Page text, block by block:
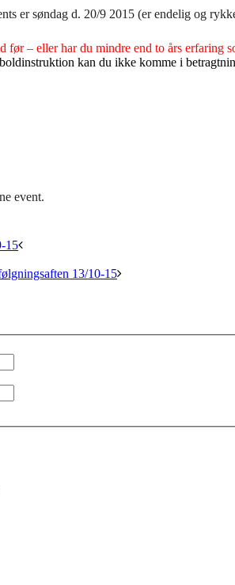
er søndag d. 20/9 2015 (er endelig og
før – eller har du mindre end to års erfaring
kan du ikke komme i
event.
15
13/10-15